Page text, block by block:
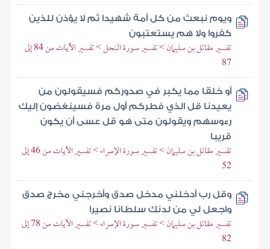
ويوم نبعث من كل أمة شهيدا ثم لا يؤذن للذين
كفروا ولا هم يستعتبون
تفسير مقاتل بن سليمان > تفسير سورة النحل > تفسير الآيات من 84 إلى
87
أو خلقا مما يكبر في صدوركم فسيقولون من
يعيدنا قل الذي فطركم أول مرة فسينغضون إليك
رءوسهم ويقولون متى هو قل عسى أن يكون
قريبا
تفسير مقاتل بن سليمان > تفسير سورة الإسراء > تفسير الآيات من 46 إلى
52
وقل رب أدخلني مدخل صدق وأخرجني مخرج صدق
واجعل لي من لدنك سلطانا نصيرا
تفسير مقاتل بن سليمان > تفسير سورة الإسراء > تفسير الآيات من 78 إلى
82